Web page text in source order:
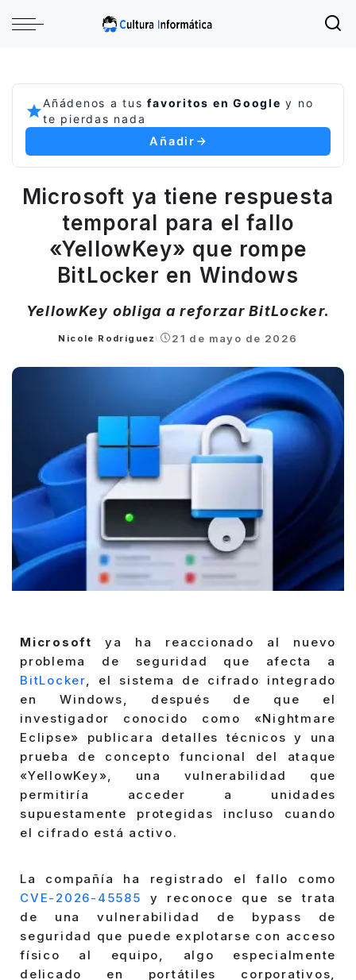
Añádenos a tusfavoritos en Google y no
te pierdas nada
Añadir
Microsoft ya tiene respuesta
temporal para el fallo
«YellowKey» que rompe
BitLocker en Windows
YellowKey obliga a reforzar BitLocker.
Posted
Nicole Rodríguez 21 de mayo de 2026
Microsoft ya ha reaccionado al nuevo
problema de seguridad que afecta a
BitLocker, el sistema de cifrado integrado
en Windows, después de que el
investigador conocido como «Nightmare
Eclipse» publicara detalles técnicos y una
prueba de concepto funcional del ataque
«YellowKey», una vulnerabilidad que
permitiría acceder a unidades
supuestamente protegidas incluso cuando
el cifrado está activo.
La compañía ha registrado el fallo como
CVE-2026-45585 y reconoce que se trata
de una vulnerabilidad de bypass de
seguridad que puede explotarse con acceso
físico al equipo, algo especialmente
delicado en portátiles corporativos,